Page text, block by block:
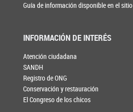
Guía de información disponible en el sitio
INFORMACIÓN DE INTERÉS
Atención ciudadana
SANDH
Registro de ONG
Conservación y restauración
El Congreso de los chicos